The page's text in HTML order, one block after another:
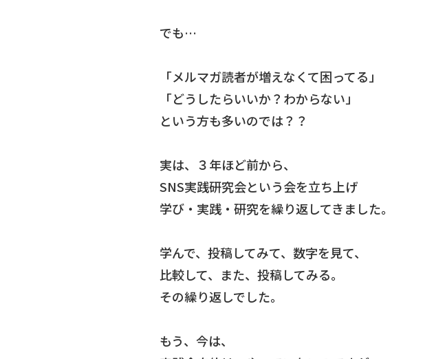
でも…
「メルマガ読者が増えなくて困ってる」
「どうしたらいいか？わからない」
という方も多いのでは？？
実は、３年ほど前から、
SNS実践研究会という会を立ち上げ
学び・実践・研究を繰り返してきました。
学んで、投稿してみて、数字を見て、
比較して、また、投稿してみる。
その繰り返しでした。
もう、今は、